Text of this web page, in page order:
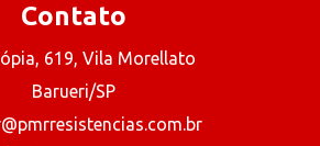
Contato
619, Vila Morellato
Barueri/SP